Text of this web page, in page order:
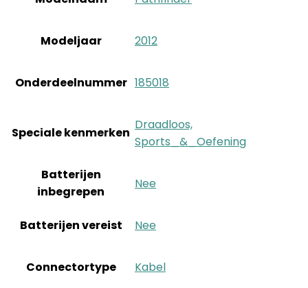
Modeljaar ‎2012
Onderdeelnummer ‎185018
Speciale kenmerken
‎Draadloos,
Sports_&_Oefening
Batterijen
inbegrepen
‎Nee
Batterijen vereist ‎Nee
Connectortype ‎Kabel